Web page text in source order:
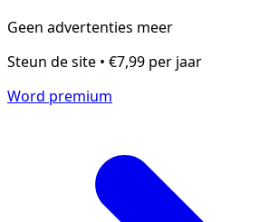
Geen advertenties meer
Steun de site • €7,99 per jaar
Word premium